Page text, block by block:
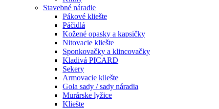
Stavebné náradie
Pákové kliešte
Páčidlá
Kožené opasky a kapsičky
Nitovacie kliešte
Sponkovačky a klincovačky
Kladivá PICARD
Sekery
Armovacie kliešte
Gola sady / sady náradia
Murárske lyžice
Kliešte